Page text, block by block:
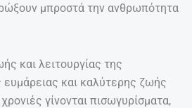
μπροστά την ανθρωπότητα
και λειτουργίας της
και καλύτερης ζωής
γίνονται πισωγυρίσματα,